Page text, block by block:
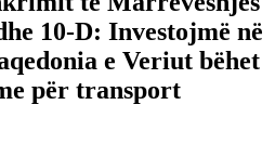
10-D: Investojmë në
e Veriut bëhet
për transport